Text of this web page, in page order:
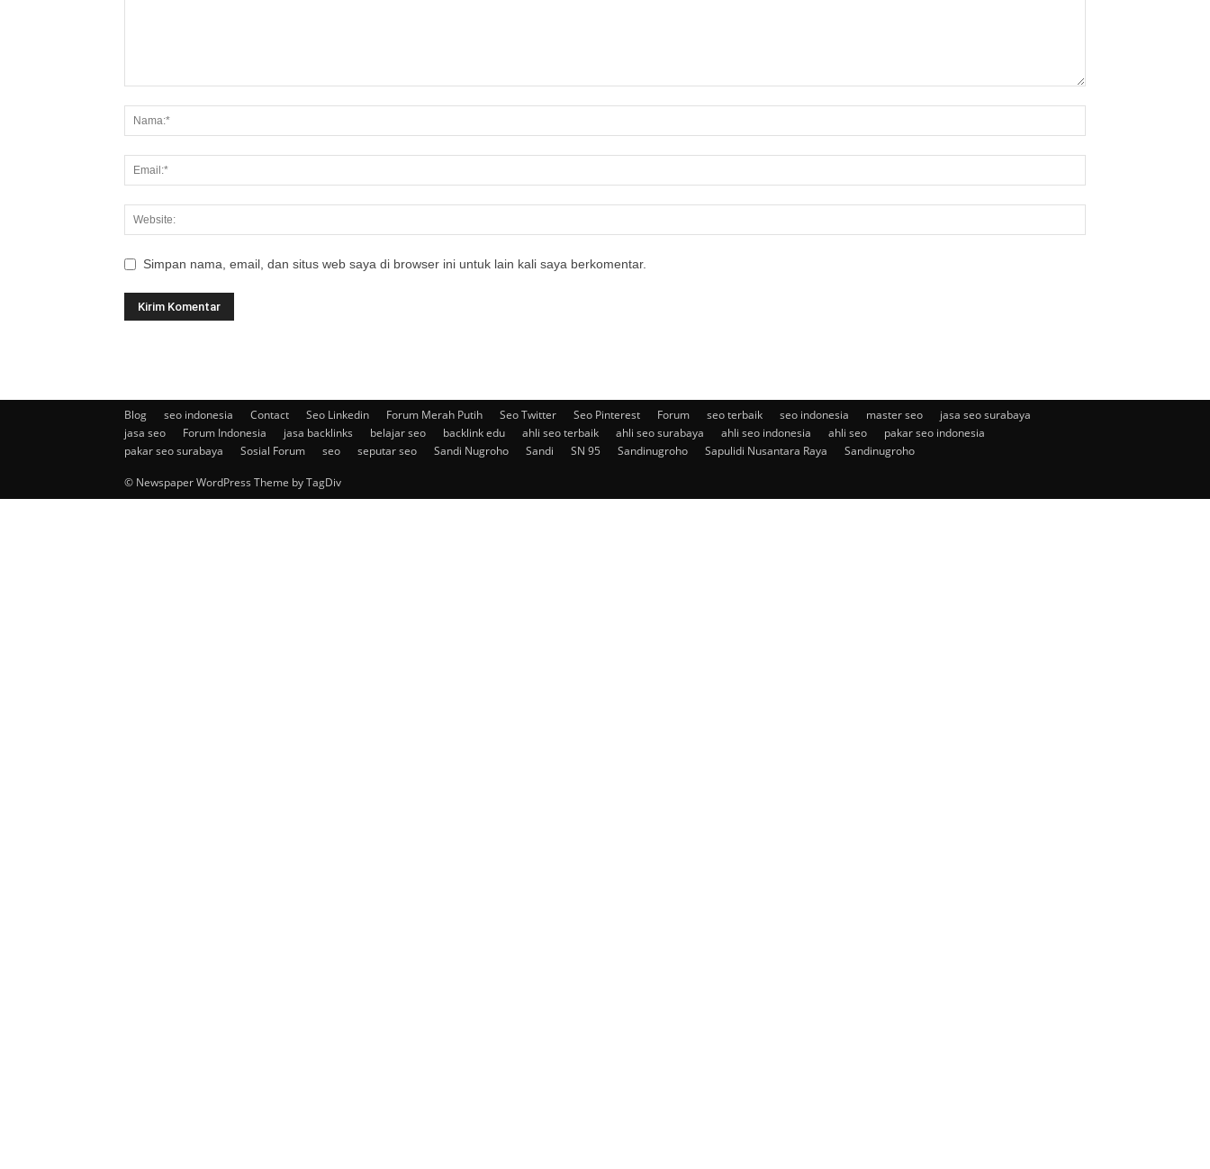
Simpan nama, email, dan situs web saya di browser ini untuk lain kali saya berkomentar.
Blog seo indonesia Contact Seo Linkedin Forum Merah Putih Seo Twitter Seo Pinterest Forum seo terbaik seo indonesia master seo
jasa seo surabaya
jasa seo
Forum Indonesia jasa backlinks belajar seo backlink edu ahli seo terbaik ahli seo surabaya ahli seo indonesia ahli seo
pakar seo indonesia
pakar seo surabaya
Sosial Forum seo seputar seo Sandi Nugroho Sandi SN 95 Sandinugroho Sapulidi Nusantara Raya Sandinugroho
© Newspaper WordPress Theme by TagDiv